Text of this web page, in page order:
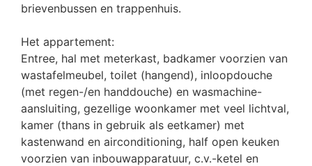
brievenbussen en trappenhuis.
Het appartement:
Entree, hal met meterkast, badkamer voorzien van
wastafelmeubel, toilet (hangend), inloopdouche
(met regen-/en handdouche) en wasmachine-
aansluiting, gezellige woonkamer met veel lichtval,
kamer (thans in gebruik als eetkamer) met
kastenwand en airconditioning, half open keuken
voorzien van inbouwapparatuur, c.v.-ketel en